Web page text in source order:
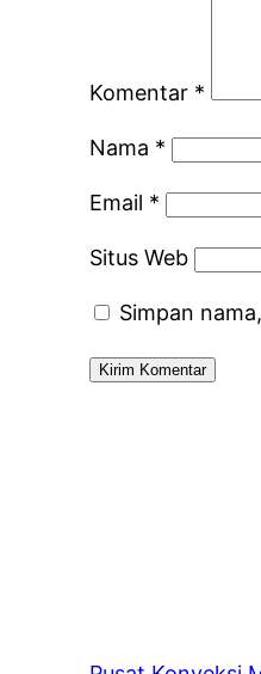
Komentar *
Nama *
Email *
Situs Web
Simpan